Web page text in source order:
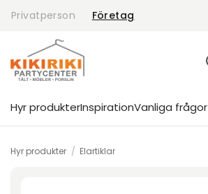
Privatperson Företag
Hyr produkterInspirationVanliga frågor
Hyr produkter / Elartiklar